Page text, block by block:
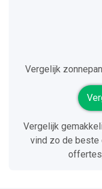
Vergelijk
Vergelijk
vind zo de beste